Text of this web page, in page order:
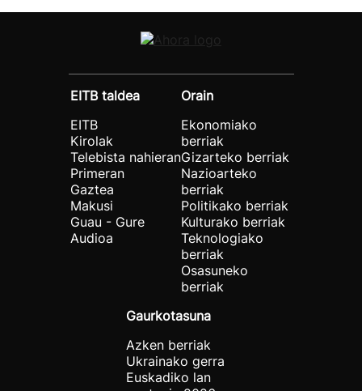
EITB taldea
EITB
Kirolak
Telebista nahieran
Primeran
Gaztea
Makusi
Guau - Gure
Audioa
Orain
Ekonomiako
berriak
Gizarteko berriak
Nazioarteko
berriak
Politikako berriak
Kulturako berriak
Teknologiako
berriak
Osasuneko
berriak
Gaurkotasuna
Azken berriak
Ukrainako gerra
Euskadiko lan